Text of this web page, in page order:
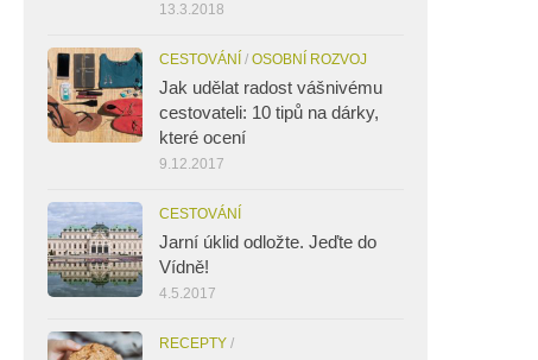
13.3.2018
CESTOVÁNÍ / OSOBNÍ ROZVOJ
Jak udělat radost vášnivému
cestovateli: 10 tipů na dárky,
které ocení
9.12.2017
CESTOVÁNÍ
Jarní úklid odložte. Jeďte do
Vídně!
4.5.2017
RECEPTY /